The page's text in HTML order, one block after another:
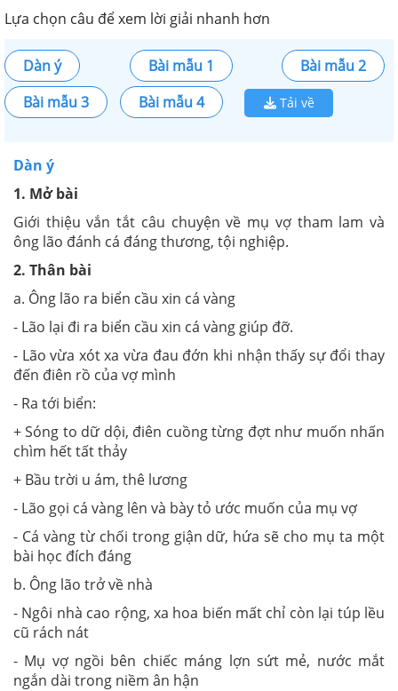
Lựa chọn câu để xem lời giải nhanh hơn
Dàn ý Bài mẫu 1
Bài mẫu 2
Bài mẫu 3
Bài mẫu 4 Tải về
Dàn ý
1. Mở bài
Giới thiệu vắn tắt câu chuyện về mụ vợ tham lam và
ông lão đánh cá đáng thương, tội nghiệp.
2. Thân bài
a. Ông lão ra biển cầu xin cá vàng
- Lão lại đi ra biển cầu xin cá vàng giúp đỡ.
- Lão vừa xót xa vừa đau đớn khi nhận thấy sự đổi thay
đến điên rồ của vợ mình
- Ra tới biển:
+ Sóng to dữ dội, điên cuồng từng đợt như muốn nhấn
chìm hết tất thảy
+ Bầu trời u ám, thê lương
- Lão gọi cá vàng lên và bày tỏ ước muốn của mụ vợ
- Cá vàng từ chối trong giận dữ, hứa sẽ cho mụ ta một
bài học đích đáng
b. Ông lão trở về nhà
- Ngôi nhà cao rộng, xa hoa biến mất chỉ còn lại túp lều
cũ rách nát
- Mụ vợ ngồi bên chiếc máng lợn sứt mẻ, nước mắt
ngắn dài trong niềm ân hận